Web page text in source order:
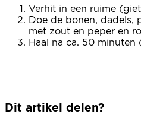
Verhit in een ruime
Doe de bonen, dadels,
met zout en peper en
Haal na ca. 50
Dit artikel delen?